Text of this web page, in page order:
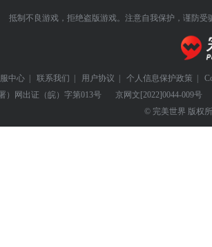
抵制不良游戏，拒绝盗版游戏。注意自我保护，谨防受
中心 | 联系我们 | 用户协议 | 个人信息保护政策 |
署）网出证（皖）字第013号
京网文[2022]0044-009号
© 完美世界 版权所